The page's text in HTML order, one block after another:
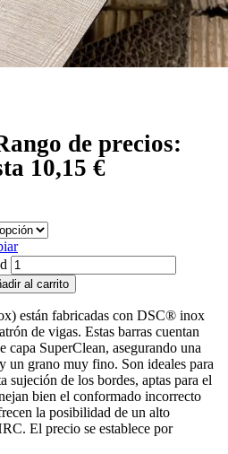
de precios:
10,15 €
al carrito
están fabricadas con DSC® inox
de vigas. Estas barras cuentan
capa SuperClean, asegurando una
un grano muy fino. Son ideales para
sujeción de los bordes, aptas para el
bien el conformado incorrecto
la posibilidad de un alto
El precio se establece por